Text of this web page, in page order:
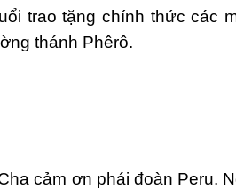
trao tặng chính thức các
thánh Phêrô.
cảm ơn phái đoàn Peru.